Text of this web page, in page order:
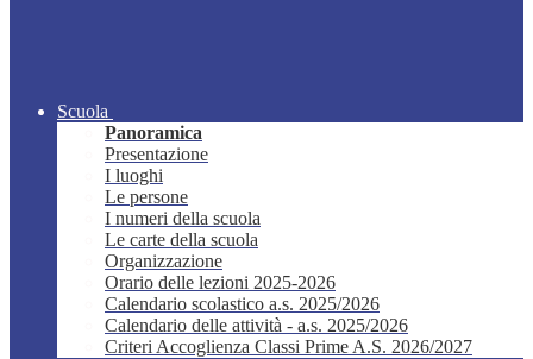
Scuola
Panoramica
Presentazione
I luoghi
Le persone
I numeri della scuola
Le carte della scuola
Organizzazione
Orario delle lezioni 2025-2026
Calendario scolastico a.s. 2025/2026
Calendario delle attività - a.s. 2025/2026
Criteri Accoglienza Classi Prime A.S. 2026/2027